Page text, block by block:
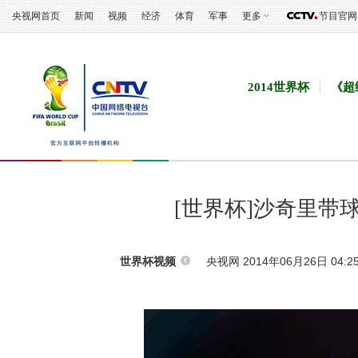
央视网首页 新闻 视频 经济 体育 军事 更多 节目官网
2014世界杯 《
[世界杯]沙奇里带
世界杯视频 央视网 2014年06月26日